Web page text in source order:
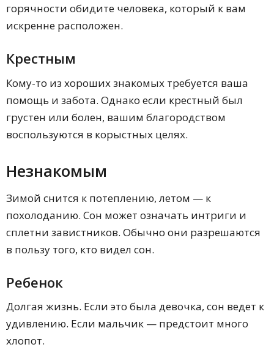
горячности обидите человека, который к вам
искренне расположен.
Крестным
Кому-то из хороших знакомых требуется ваша
помощь и забота. Однако если крестный был
грустен или болен, вашим благородством
воспользуются в корыстных целях.
Незнакомым
Зимой снится к потеплению, летом — к
похолоданию. Сон может означать интриги и
сплетни завистников. Обычно они разрешаются
в пользу того, кто видел сон.
Ребенок
Долгая жизнь. Если это была девочка, сон ведет к
удивлению. Если мальчик — предстоит много
хлопот.